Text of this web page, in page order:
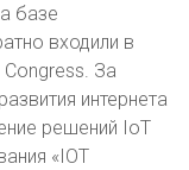
базе
входили в
За
интернета
решений IoT
«IOT